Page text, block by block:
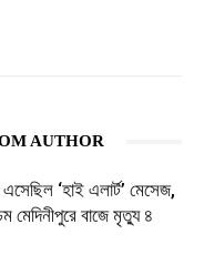
AUTHOR
‘হাই এলার্ট’ মেসেজ,
মেদিনীপুরে বাজে মৃত্যু ৪